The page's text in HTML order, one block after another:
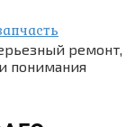
ремонт,
понимания